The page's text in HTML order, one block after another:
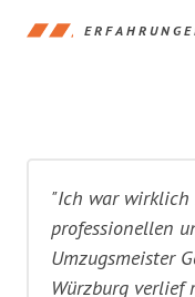
"Ich war wirklich
professionellen
Umzugsmeister
Würzburg verlief